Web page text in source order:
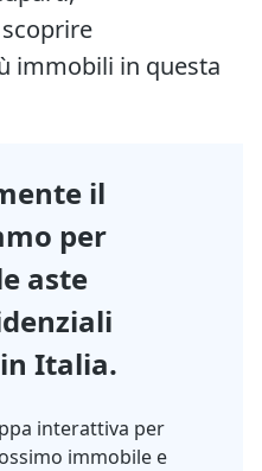
immobili in questa
il
per
aste
Italia.
interattiva per
immobile e